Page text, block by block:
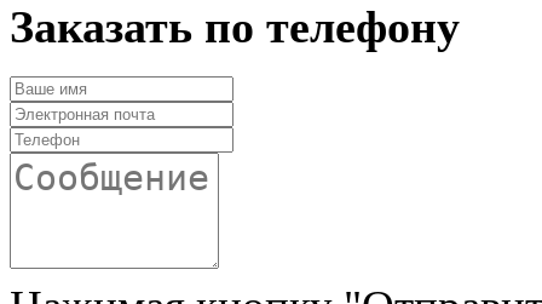
Заказать по телефону